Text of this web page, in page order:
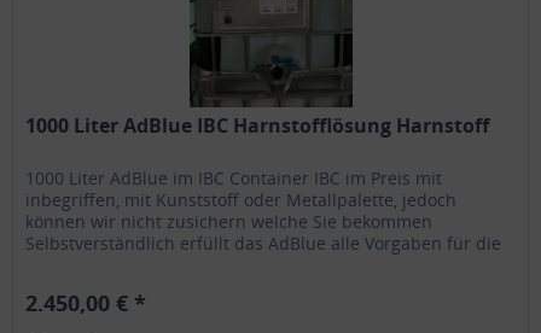
1000 Liter AdBlue IBC Harnstofflösung Harnstoff
1000 Liter AdBlue im IBC Container IBC im Preis mit
inbegriffen, mit Kunststoff oder Metallpalette, jedoch
können wir nicht zusichern welche Sie bekommen
Selbstverständlich erfüllt das AdBlue alle Vorgaben für die
2.450,00 € *